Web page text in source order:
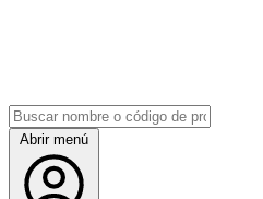
Abrir menú